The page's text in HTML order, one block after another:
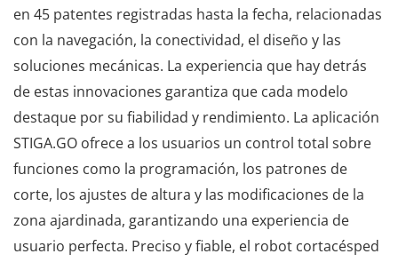
en 45 patentes registradas hasta la fecha, relacionadas
con la navegación, la conectividad, el diseño y las
soluciones mecánicas. La experiencia que hay detrás
de estas innovaciones garantiza que cada modelo
destaque por su fiabilidad y rendimiento. La aplicación
STIGA.GO ofrece a los usuarios un control total sobre
funciones como la programación, los patrones de
corte, los ajustes de altura y las modificaciones de la
zona ajardinada, garantizando una experiencia de
usuario perfecta. Preciso y fiable, el robot cortacésped